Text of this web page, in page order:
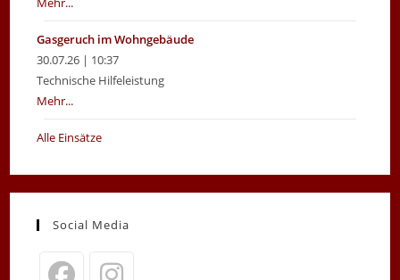
Gasgeruch im Wohngebäude
30.07.26 | 10:37
Technische Hilfeleistung
Mehr...
Alle Einsätze
Social Media